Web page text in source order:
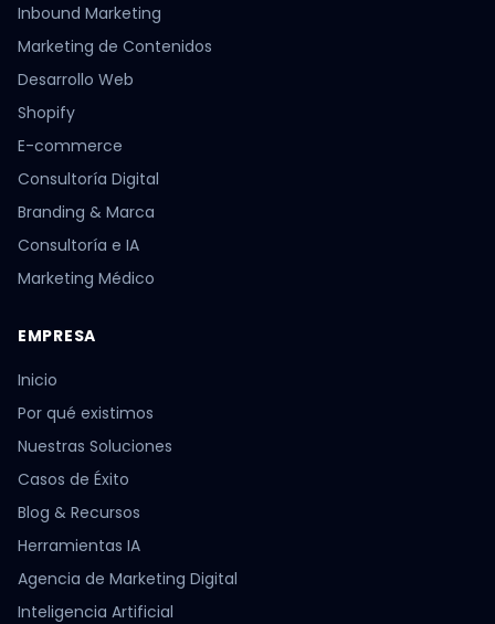
Inbound Marketing
Marketing de Contenidos
Desarrollo Web
Shopify
E-commerce
Consultoría Digital
Branding & Marca
Consultoría e IA
Marketing Médico
EMPRESA
Inicio
Por qué existimos
Nuestras Soluciones
Casos de Éxito
Blog & Recursos
Herramientas IA
Agencia de Marketing Digital
Inteligencia Artificial